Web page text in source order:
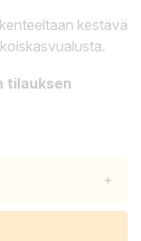
kestävä
tilauksen
+